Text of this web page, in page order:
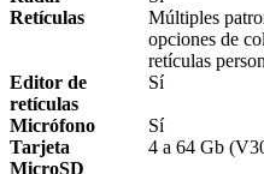
Retículas
Múltiples
opciones de
retículas
Editor de
retículas
Sí
Micrófono Sí
Tarjeta
MicroSD
4 a 64 Gb